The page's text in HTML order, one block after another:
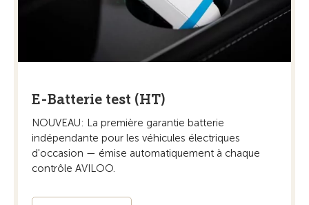
E-Batterie test (HT)
NOUVEAU: La première garantie batterie
indépendante pour les véhicules électriques
d'occasion — émise automatiquement à chaque
contrôle AVILOO.